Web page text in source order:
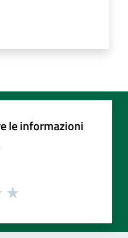
le informazioni